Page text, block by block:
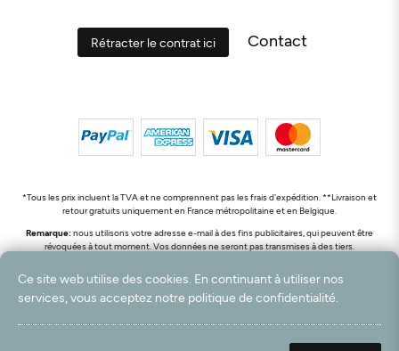
Rétracter le contrat ici Contact
*Tous les prix incluent la TVA et ne comprennent pas les frais d'expédition. **Livraison et
retour gratuits uniquement en France métropolitaine et en Belgique.
Remarque:nous utilisons votre adresse e-mail à des fins publicitaires, qui peuvent être
révoquées à tout moment. Vos données ne seront pas transmises à des tiers.
createyourtemplate
Ce site web utilise des cookies. En continuant à utiliser nos
services, vous acceptez notre politique de confidentialité.